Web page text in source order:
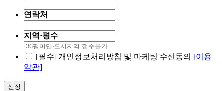
연락처
지역·평수
[필수] 개인정보처리방침 및 마케팅 수신동의 [이용
약관]
신청